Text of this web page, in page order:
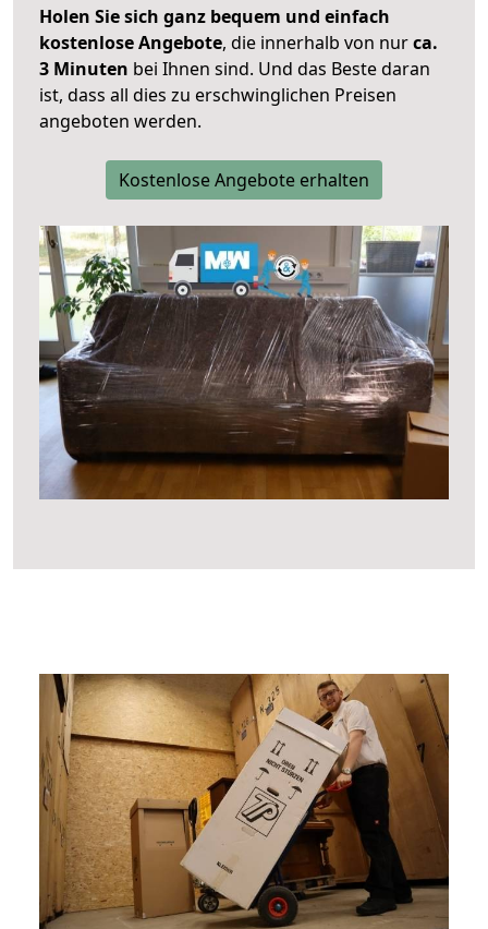
Holen Sie sich ganz bequem und einfach
kostenlose Angebote, die innerhalb von nurca.
3 Minuten bei Ihnen sind. Und das Beste daran
ist, dass all dies zu erschwinglichen Preisen
angeboten werden.
Kostenlose Angebote erhalten